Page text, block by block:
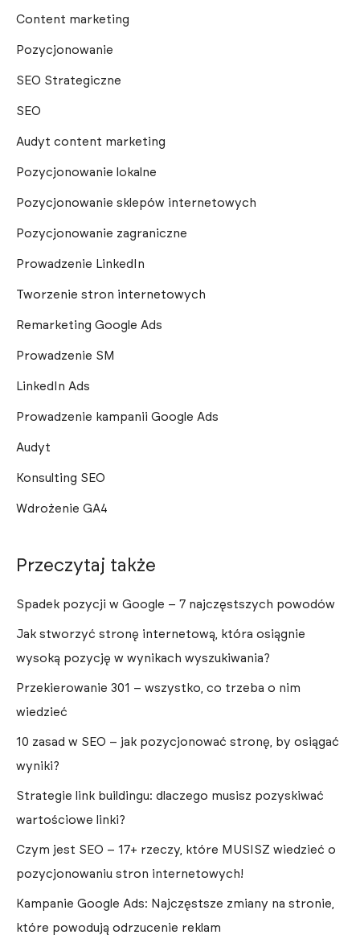
Content marketing
Pozycjonowanie
SEO Strategiczne
SEO
Audyt content marketing
Pozycjonowanie lokalne
Pozycjonowanie sklepów internetowych
Pozycjonowanie zagraniczne
Prowadzenie LinkedIn
Tworzenie stron internetowych
Remarketing Google Ads
Prowadzenie SM
LinkedIn Ads
Prowadzenie kampanii Google Ads
Audyt
Konsulting SEO
Wdrożenie GA4
Przeczytaj także
Spadek pozycji w Google – 7 najczęstszych powodów
Jak stworzyć stronę internetową, która osiągnie
wysoką pozycję w wynikach wyszukiwania?
Przekierowanie 301 – wszystko, co trzeba o nim
wiedzieć
10 zasad w SEO – jak pozycjonować stronę, by osiągać
wyniki?
Strategie link buildingu: dlaczego musisz pozyskiwać
wartościowe linki?
Czym jest SEO – 17+ rzeczy, które MUSISZ wiedzieć o
pozycjonowaniu stron internetowych!
Kampanie Google Ads: Najczęstsze zmiany na stronie,
które powodują odrzucenie reklam